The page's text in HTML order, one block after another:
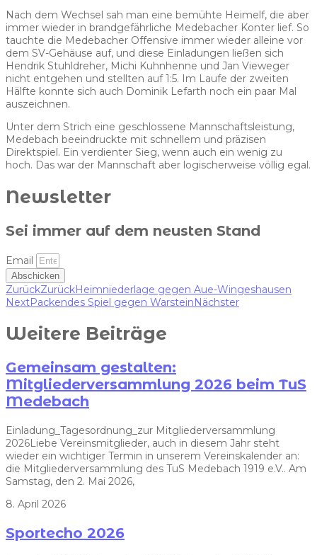
Nach dem Wechsel sah man eine bemühte Heimelf, die aber
immer wieder in brandgefährliche Medebacher Konter lief. So
tauchte die Medebacher Offensive immer wieder alleine vor
dem SV-Gehäuse auf, und diese Einladungen ließen sich
Hendrik Stuhldreher, Michi Kuhnhenne und Jan Vieweger
nicht entgehen und stellten auf 1:5. Im Laufe der zweiten
Hälfte konnte sich auch Dominik Lefarth noch ein paar Mal
auszeichnen.
Unter dem Strich eine geschlossene Mannschaftsleistung,
Medebach beeindruckte mit schnellem und präzisen
Direktspiel. Ein verdienter Sieg, wenn auch ein wenig zu
hoch. Das war der Mannschaft aber logischerweise völlig egal.
Newsletter
Sei immer auf dem neusten Stand
Email
Abschicken
ZurückZurückHeimniederlage gegen Aue-Wingeshausen
NextPackendes Spiel gegen WarsteinNächster
Weitere Beiträge
Gemeinsam gestalten:
Mitgliederversammlung 2026 beim TuS
Medebach
Einladung_Tagesordnung_zur Mitgliederversammlung
2026Liebe Vereinsmitglieder, auch in diesem Jahr steht
wieder ein wichtiger Termin in unserem Vereinskalender an:
die Mitgliederversammlung des TuS Medebach 1919 e.V.. Am
Samstag, den 2. Mai 2026,
8. April 2026
Sportecho 2026